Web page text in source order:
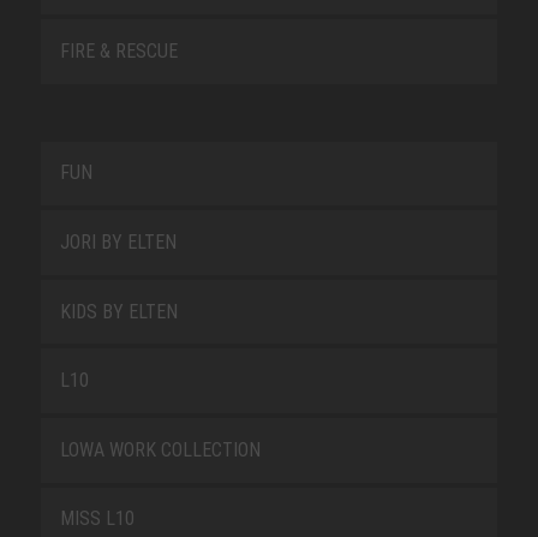
FIRE & RESCUE
FUN
JORI BY ELTEN
KIDS BY ELTEN
L10
LOWA WORK COLLECTION
MISS L10